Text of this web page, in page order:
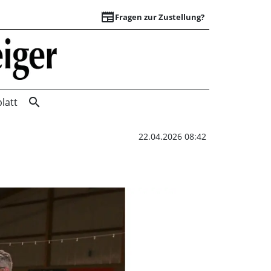
newspaperFragen zur Zustellung?
Ehrungen bei der
search
22.04.2026 08:42